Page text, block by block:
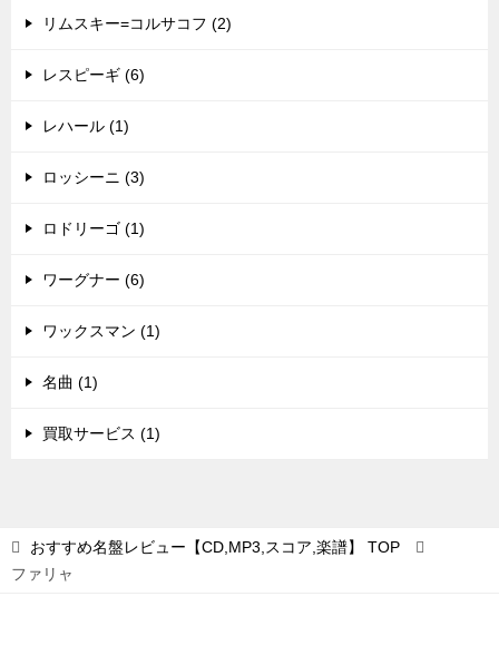
リムスキー=コルサコフ (2)
レスピーギ (6)
レハール (1)
ロッシーニ (3)
ロドリーゴ (1)
ワーグナー (6)
ワックスマン (1)
名曲 (1)
買取サービス (1)
おすすめ名盤レビュー【CD,MP3,スコア,楽譜】
TOP
ファリャ